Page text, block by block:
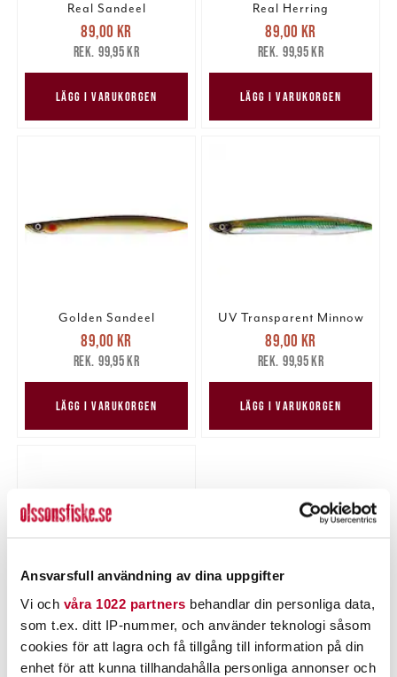
Ansvarsfull användning av dina uppgifter
Vi och våra 1022 partners behandlar din personliga data,
som t.ex. ditt IP-nummer, och använder teknologi såsom
cookies för att lagra och få tillgång till information på din
enhet för att kunna tillhandahålla personliga annonser och
Real Sandeel
Nuvarande pris
89,00 krTidigare pris
99,95 kr
89,00 kr
99,95 kr
LÄGG I VARUKORGEN
Real Herring
Nuvarande pris
89,00 krTidigare pris
99,95 kr
89,00 kr
99,95 kr
LÄGG I VARUKORGEN
Golden Sandeel
Nuvarande pris
89,00 krTidigare pris
99,95 kr
89,00 kr
99,95 kr
LÄGG I VARUKORGEN
UV Transparent Minnow
Nuvarande pris
89,00 krTidigare pris
99,95 kr
89,00 kr
99,95 kr
LÄGG I VARUKORGEN
UV Motoroil
Nuvarande pris:
89,00 krTidigare pris :
89,00 kr
99,95 kr